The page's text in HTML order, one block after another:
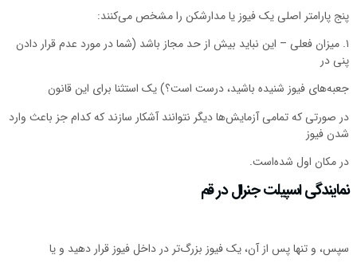
پارامتر اصلی یک فیوز یا مدارشکن را مشخص می‌کنند:
۱. میزان فعلی – این نباید بیش از حد مجاز باشد (شما در مورد عدم قرار دادن
در
فیوز شنیده باشید، درست است؟) یک استثنا برای این قانون
صورتی که تمامی آزمایش‌ها دیگر نتوانند آشکار سازند که کدام جز باعث وارد
فیوز
مکان اول شده‌است.
اسپیلت جنرال در قم
و تنها پس از آن، یک فیوز بزرگ‌تر در داخل فیوز قرار دهید و یا